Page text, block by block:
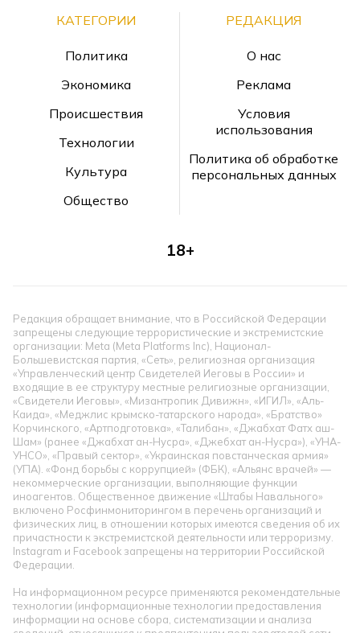
КАТЕГОРИИ
Политика
Экономика
Происшествия
Технологии
Культура
Общество
РЕДАКЦИЯ
О нас
Реклама
Условия
использования
Политика об обработке
персональных данных
18+
Редакция обращает внимание, что в Российской Федерации
запрещены следующие террористические и экстремистские
организации: Meta (Meta Platforms Inc), Национал-
Большевистская партия, «Сеть», религиозная организация
«Управленческий центр Свидетелей Иеговы в России» и
входящие в ее структуру местные религиозные организации,
«Свидетели Иеговы», «Мизантропик Дивижн», «ИГИЛ», «Аль-
Каида», «Меджлис крымско-татарского народа», «Братство»
Корчинского, «Артподготовка», «Талибан», «Джабхат Фатх аш-
Шам» (ранее «Джабхат ан-Нусра», «Джебхат ан-Нусра»), «УНА-
УНСО», «Правый сектор», «Украинская повстанческая армия»
(УПА). «Фонд борьбы с коррупцией» (ФБК), «Альянс врачей» —
некоммерческие организации, выполняющие функции
иноагентов. Общественное движение «Штабы Навального»
включено Росфинмониторингом в перечень организаций и
физических лиц, в отношении которых имеются сведения об их
причастности к экстремистской деятельности или терроризму.
Instagram и Facebook запрещены на территории Российской
Федерации.
На информационном ресурсе применяются рекомендательные
технологии (информационные технологии предоставления
информации на основе сбора, систематизации и анализа